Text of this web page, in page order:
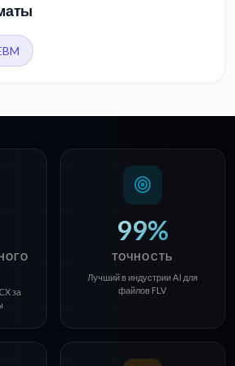
за
99%
ТОЧНОСТЬ
Лучший в индустрии AI для
файлов FLV